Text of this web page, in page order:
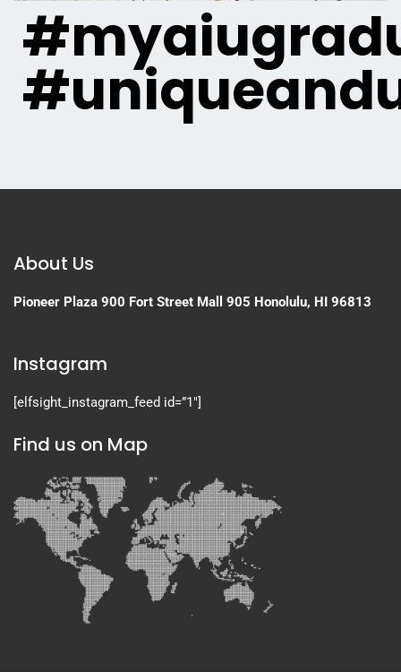
About Us
Pioneer Plaza 900 Fort Street Mall 905 Honolulu, HI 96813
Instagram
[elfsight_instagram_feed id=”1″]
Find us on Map